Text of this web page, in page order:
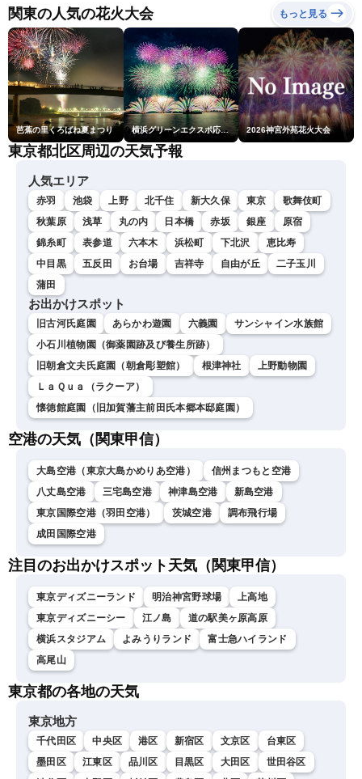
ーニュースLiVEムーン・戸
北美月／芳野達郎〉
関東の人気の花火大会 もっと見る
芭蕉の里くろばね夏まつり 横浜グリーンエクスポ応援 みなとみらいフェスティバル「スカイシンフォニーinヨコハマ presented byコロワイド」 2026神宮外苑花火大会
東京都北区周辺の天気予報
人気エリア
赤羽 池袋 上野 北千住 新大久保 東京
歌舞伎町
秋葉原
浅草 丸の内 日本橋 赤坂 銀座
原宿
錦糸町
表参道 六本木 浜松町 下北沢
恵比寿
中目黒
五反田 お台場 吉祥寺 自由が丘
二子玉川
蒲田
お出かけスポット
旧古河氏庭園 あらかわ遊園 六義園
サンシャイン水族館
小石川植物園（御薬園跡及び養生所跡）
旧朝倉文夫氏庭園（朝倉彫塑館）
根津神社
上野動物園
ＬａＱｕａ（ラクーア）
懐徳館庭園（旧加賀藩主前田氏本郷本邸庭園）
空港の天気（関東甲信）
大島空港（東京大島かめりあ空港）
信州まつもと空港
八丈島空港
三宅島空港 神津島空港
新島空港
東京国際空港（羽田空港）
茨城空港
調布飛行場
成田国際空港
注目のお出かけスポット天気（関東甲信）
東京ディズニーランド 明治神宮野球場
上高地
東京ディズニーシー
江ノ島
道の駅美ヶ原高原
横浜スタジアム
よみうりランド
富士急ハイランド
高尾山
東京都の各地の天気
東京地方
千代田区 中央区 港区 新宿区 文京区
台東区
墨田区
江東区 品川区 目黒区 大田区
世田谷区